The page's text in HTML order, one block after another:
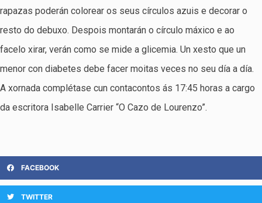
rapazas poderán colorear os seus círculos azuis e decorar o
resto do debuxo. Despois montarán o círculo máxico e ao
facelo xirar, verán como se mide a glicemia. Un xesto que un
menor con diabetes debe facer moitas veces no seu día a día.
A xornada complétase cun contacontos ás 17:45 horas a cargo
da escritora Isabelle Carrier “O Cazo de Lourenzo”.
FACEBOOK
TWITTER